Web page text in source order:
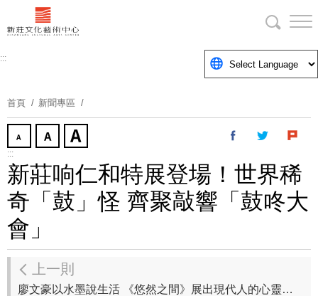
到
要
塊
:::
首頁 新聞專區
:::
新莊响仁和特展登場！世界稀
奇「鼓」怪 齊聚敲響「鼓咚大
會」
上一則
廖文豪以水墨說生活 《悠然之間》展出現代人的心靈角落